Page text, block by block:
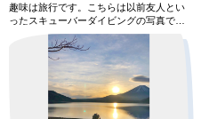
趣味は旅行です。こちらは以前友人とい
ったスキューバーダイビングの写真で
す。沖縄にいったのですが透き通